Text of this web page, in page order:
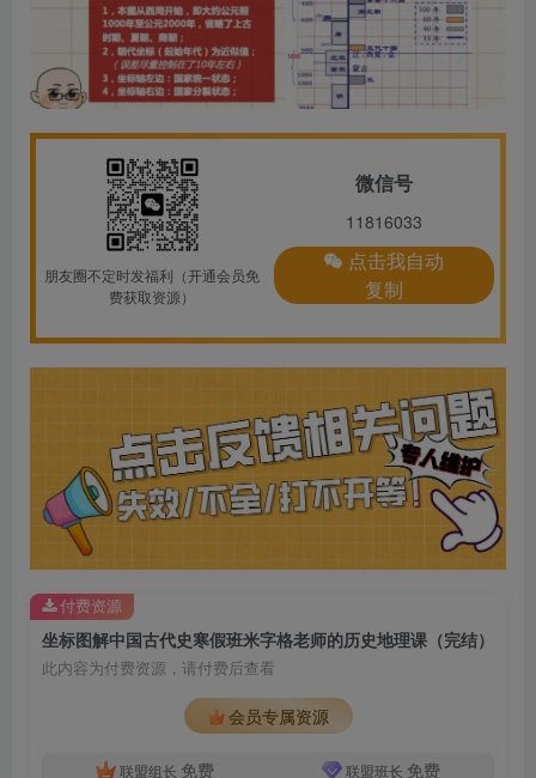
朋友圈不定时发福利（开通会员免
费获取资源）
微信号
11816033
点击我自动
复制
坐标图解中国古代史寒假班米字格老师的历史地理课（完结）
此内容为付费资源，请付费后查看
会员专属资源
联盟组长 免费 联盟班长 免费
付费资源